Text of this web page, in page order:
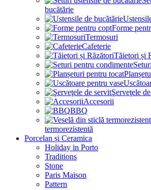
bucătărie
Forme
Termosuri
Cafeterie
Tăietori și
Şerveţele
Accesorii
BBQ
termorezistentă
Porcelan și Ceramica
Holiday in Porto
Traditions
Stone
Paris Maison
Pattern